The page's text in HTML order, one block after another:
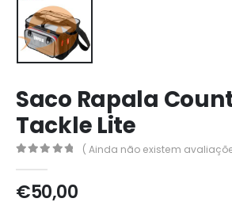
Saco Rapala
Tackle Lite
( Ainda não existem
€50,00